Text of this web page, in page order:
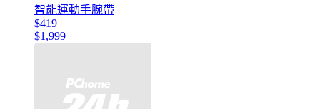
智能運動手腕帶
$419
$1,999